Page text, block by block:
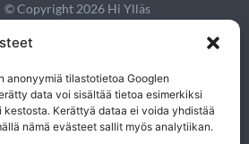
anonyymiä tilastotietoa Googlen
data voi sisältää tietoa esimerkiksi
Kerättyä dataa ei voida yhdistää
nämä evästeet sallit myös analytiikan.
© Copyright 2026 Hi Ylläs